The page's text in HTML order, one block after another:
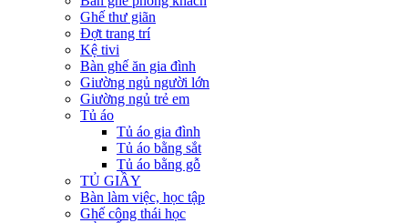
Ghế thư giãn
Đợt trang trí
Kệ tivi
Bàn ghế ăn gia đình
Giường ngủ người lớn
Giường ngủ trẻ em
Tủ áo
Tủ áo gia đình
Tủ áo bằng sắt
Tủ áo bằng gỗ
TỦ GIẦY
Bàn làm việc, học tập
Ghế công thái học